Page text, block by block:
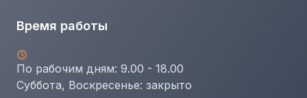
Время работы
По рабочим дням: 9.00 - 18.00
Суббота, Воскресенье: закрыто